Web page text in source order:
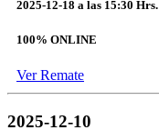
2025-12-18 a las 15:30 Hrs.
100% ONLINE
Ver Remate
2025-12-10